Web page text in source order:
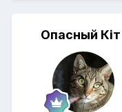
Опасный Кiт